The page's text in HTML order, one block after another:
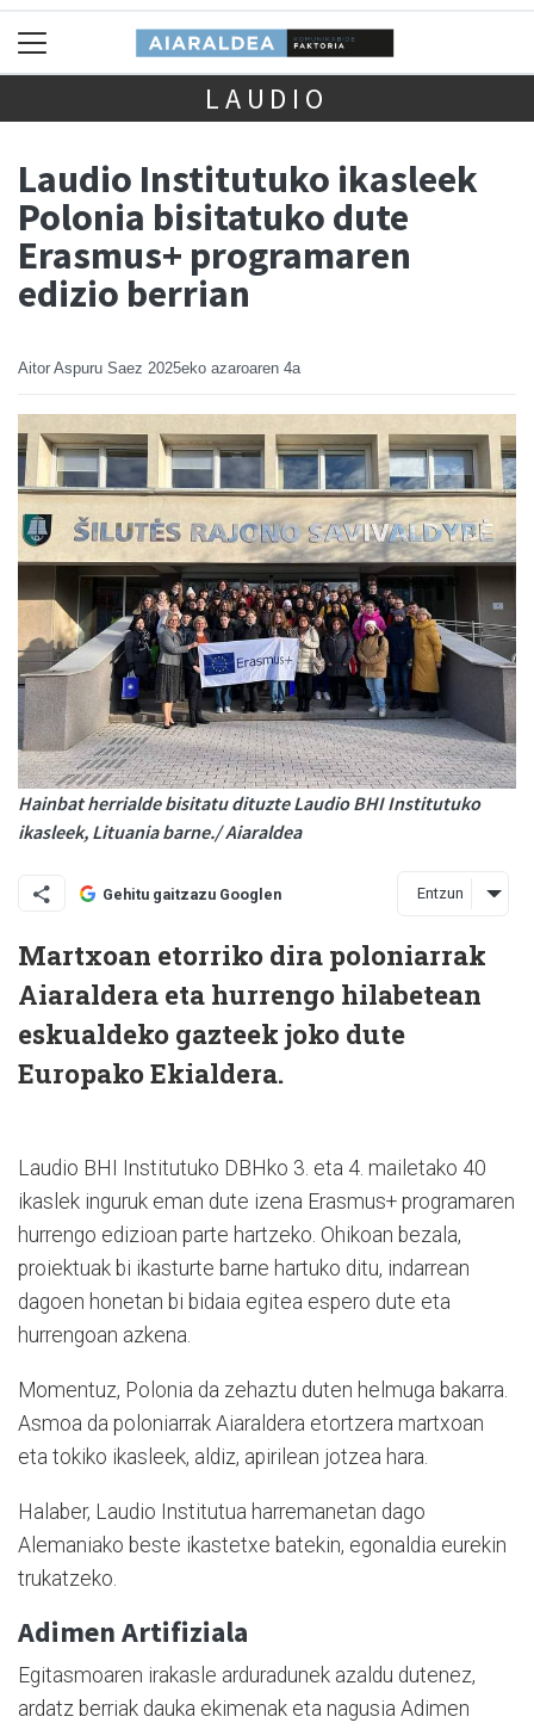
LAUDIO
Laudio Institutuko ikasleek
Polonia bisitatuko dute
Erasmus+ programaren
edizio berrian
Aitor Aspuru Saez 2025eko azaroaren 4a
Hainbat herrialde bisitatu dituzte Laudio BHI Institutuko
ikasleek, Lituania barne./ Aiaraldea
Gehitu gaitzazu Googlen Entzun
Martxoan etorriko dira poloniarrak
Aiaraldera eta hurrengo hilabetean
eskualdeko gazteek joko dute
Europako Ekialdera.
Laudio BHI Institutuko DBHko 3. eta 4. mailetako 40
ikaslek inguruk eman dute izena Erasmus+ programaren
hurrengo edizioan parte hartzeko. Ohikoan bezala,
proiektuak bi ikasturte barne hartuko ditu, indarrean
dagoen honetan bi bidaia egitea espero dute eta
hurrengoan azkena.
Momentuz, Polonia da zehaztu duten helmuga bakarra.
Asmoa da poloniarrak Aiaraldera etortzera martxoan
eta tokiko ikasleek, aldiz, apirilean jotzea hara.
Halaber, Laudio Institutua harremanetan dago
Alemaniako beste ikastetxe batekin, egonaldia eurekin
trukatzeko.
Adimen Artifiziala
Egitasmoaren irakasle arduradunek azaldu dutenez,
ardatz berriak dauka ekimenak eta nagusia Adimen